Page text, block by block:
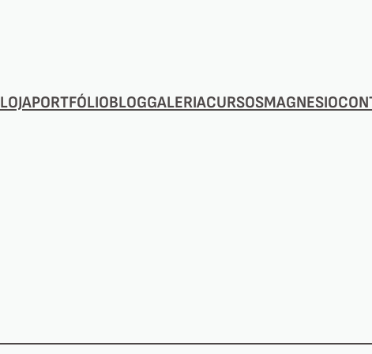
LOJAPORTFÓLIOBLOGGALERIACURSOSMAGNESIO